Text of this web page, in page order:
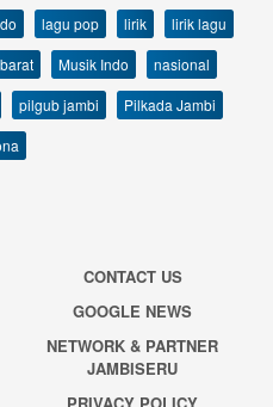
lagu pop lirik
lirik lagu
Musik Indo
nasional
pilgub jambi
Pilkada Jambi
CONTACT US
GOOGLE NEWS
NETWORK & PARTNER
JAMBISERU